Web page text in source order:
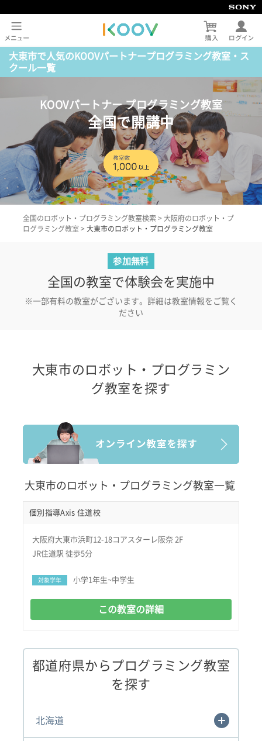
大東市で人気のKOOVパートナープログラミング教室・ス
クール一覧
KOOVパートナー プログラミング教室
全国で開講中
全国のロボット・プログラミング教室検索 > 大阪府のロボット・プ
ログラミング教室 > 大東市のロボット・プログラミング教室
参加無料
全国の教室で体験会を実施中
※一部有料の教室がございます。詳細は教室情報をご覧く
ださい
大東市のロボット・プログラミン
グ教室を探す
大東市のロボット・プログラミング教室一覧
個別指導Axis 住道校
大阪府大東市浜町12-18コアスターレ阪奈 2F
JR住道駅 徒歩5分
対象学年 小学1年生~中学生
この教室の詳細
都道府県からプログラミング教室
を探す
北海道